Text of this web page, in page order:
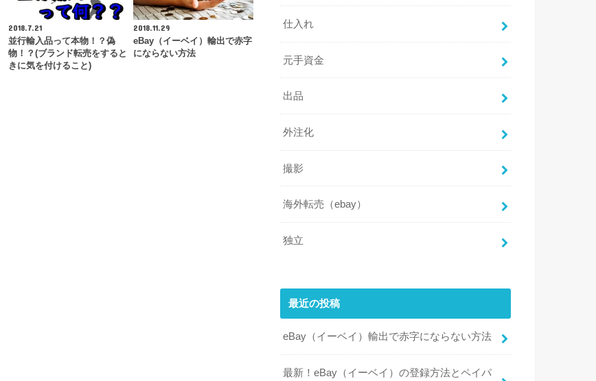
2018.7.21
並行輸入品って本物！？偽
物！？(ブランド転売をすると
きに気を付けること)
2018.11.29
eBay（イーベイ）輸出で赤字
にならない方法
仕入れ
元手資金
出品
外注化
撮影
海外転売（ebay）
独立
最近の投稿
eBay（イーベイ）輸出で赤字にならない方法
最新！eBay（イーベイ）の登録方法とペイパ